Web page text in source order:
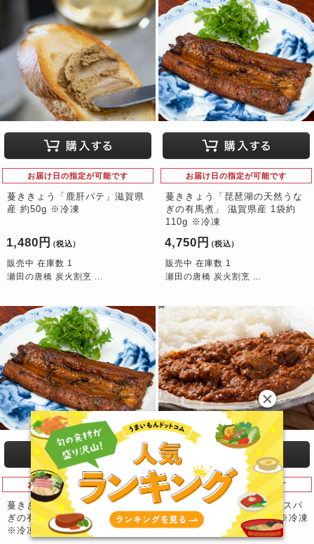
お届け日の指定が可能です
蔓ききょう「鹿肝パテ」滋賀県
産 約50g ※冷凍
1,480円 （税込）
販売中 在庫数 1
瀬田の唐橋 炭火割烹 ...
お届け日の指定が可能です
蔓ききょう「琵琶湖の天然うな
ぎの有馬煮」 滋賀県産 1袋約
110g ※冷凍
4,750円 （税込）
販売中 在庫数 1
瀬田の唐橋 炭火割烹 ...
お届け日の指定が可能です
蔓ききょう「琵琶湖の天然うな
ぎの有馬煮」滋賀県産 約100g
※冷凍
お届け日の指定が可能です
蔓ききょう「近江牛すじ肉スパ
イスカレー」2袋 各250g ※冷凍